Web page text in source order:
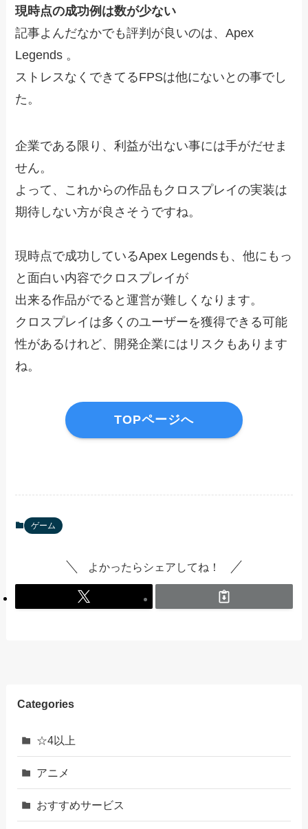
現時点の成功例は数が少ない
記事よんだなかでも評判が良いのは、Apex
Legends 。
ストレスなくできてるFPSは他にないとの事でし
た。
企業である限り、利益が出ない事には手がだせま
せん。
よって、これからの作品もクロスプレイの実装は
期待しない方が良さそうですね。
現時点で成功しているApex Legendsも、他にもっ
と面白い内容でクロスプレイが
出来る作品がでると運営が難しくなります。
クロスプレイは多くのユーザーを獲得できる可能
性があるけれど、開発企業にはリスクもあります
ね。
TOPページへ
ゲーム
よかったらシェアしてね！
Categories
☆4以上
アニメ
おすすめサービス